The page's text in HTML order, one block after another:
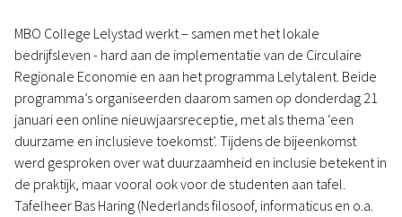
MBO College Lelystad werkt – samen met het lokale
bedrijfsleven - hard aan de implementatie van de Circulaire
Regionale Economie en aan het programma Lelytalent. Beide
programma’s organiseerden daarom samen op donderdag 21
januari een online nieuwjaarsreceptie, met als thema ‘een
duurzame en inclusieve toekomst’. Tijdens de bijeenkomst
werd gesproken over wat duurzaamheid en inclusie betekent in
de praktijk, maar vooral ook voor de studenten aan tafel.
Tafelheer Bas Haring (Nederlands filosoof, informaticus en o.a.